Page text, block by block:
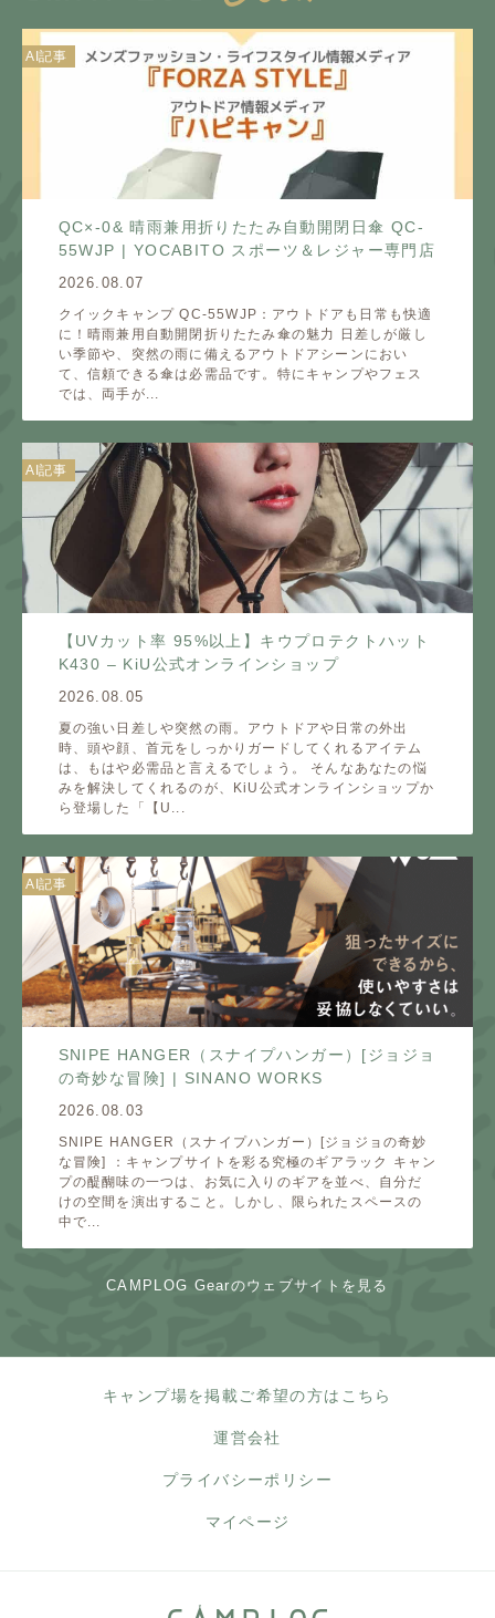
AI記事
QC×-0& 晴雨兼用折りたたみ自動開閉日傘 QC-
55WJP | YOCABITO スポーツ＆レジャー専門店
2026.08.07
クイックキャンプ QC-55WJP：アウトドアも日常も快適
に！晴雨兼用自動開閉折りたたみ傘の魅力 日差しが厳し
い季節や、突然の雨に備えるアウトドアシーンにおい
て、信頼できる傘は必需品です。特にキャンプやフェス
では、両手が...
AI記事
【UVカット率 95%以上】キウプロテクトハット
K430 – KiU公式オンラインショップ
2026.08.05
夏の強い日差しや突然の雨。アウトドアや日常の外出
時、頭や顔、首元をしっかりガードしてくれるアイテム
は、もはや必需品と言えるでしょう。 そんなあなたの悩
みを解決してくれるのが、KiU公式オンラインショップか
ら登場した「【U...
AI記事
SNIPE HANGER（スナイプハンガー）[ジョジョ
の奇妙な冒険] | SINANO WORKS
2026.08.03
SNIPE HANGER（スナイプハンガー）[ジョジョの奇妙
な冒険] ：キャンプサイトを彩る究極のギアラック キャン
プの醍醐味の一つは、お気に入りのギアを並べ、自分だ
けの空間を演出すること。しかし、限られたスペースの
中で...
CAMPLOG Gearのウェブサイトを見る
キャンプ場を掲載ご希望の方はこちら
運営会社
プライバシーポリシー
マイページ